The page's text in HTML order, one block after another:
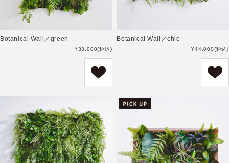
Botanical Wall／green
¥33,000(税込)
Botanical Wall／chic
¥44,000(税込)